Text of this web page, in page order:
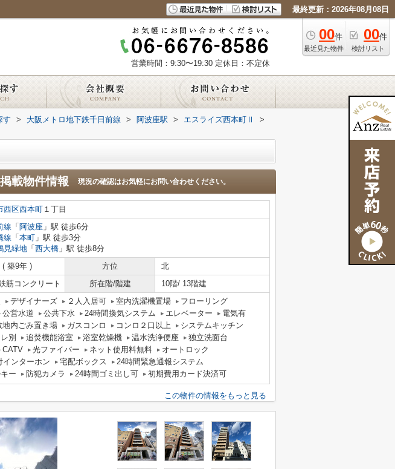
最終更新：2026年08月08日
00件
最近見た物件
00件
検討リスト
営業時間：9:30〜19:30 定休日：不定休
す > 大阪メトロ地下鉄千日前線 > 阿波座駅 > エスライズ西本町Ⅱ
>
載物件情報 現況の確認はお気軽にお問い合わせください。
西区西本町 １丁目
線 「 阿波座 」駅 徒歩6分
線 「 本町 」駅 徒歩3分
見緑地 「 西大橋 」駅 徒歩8分
( 築9年 ) 方位
北
筋コンクリート 所在階/階建 10階/ 13階建
デザイナーズ ２人入居可 室内洗濯機置場
フローリング
公営水道 公共下水 24時間換気システム エレベーター
電気有
地内ごみ置き場 ガスコンロ コンロ２口以上
システムキッチン
別
追焚機能浴室 浴室乾燥機 温水洗浄便座
独立洗面台
CATV 光ファイバー ネット使用料無料
オートロック
インターホン
宅配ボックス
24時間緊急通報システム
ー
防犯カメラ 24時間ゴミ出し可 初期費用カード決済可
この物件の情報をもっと見る